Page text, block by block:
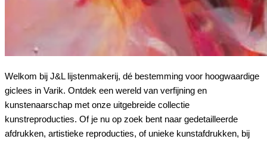
Welkom bij J&L lijstenmakerij, dé bestemming voor hoogwaardige
giclees in Varik. Ontdek een wereld van verfijning en
kunstenaarschap met onze uitgebreide collectie
kunstreproducties. Of je nu op zoek bent naar gedetailleerde
afdrukken, artistieke reproducties, of unieke kunstafdrukken, bij